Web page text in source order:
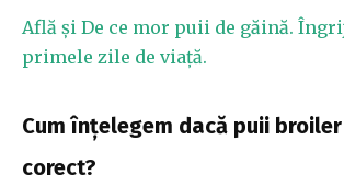
Află și De ce mor puii de găină.
primele zile de viață.
Cum înțelegem dacă puii
corect?